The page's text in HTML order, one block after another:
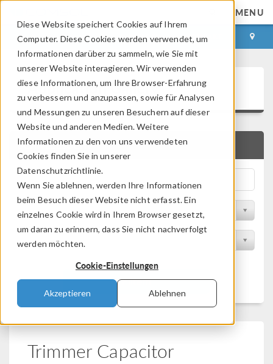
Diese Website speichert Cookies auf Ihrem
Computer. Diese Cookies werden verwendet, um
Informationen darüber zu sammeln, wie Sie mit
unserer Website interagieren. Wir verwenden
diese Informationen, um Ihre Browser-Erfahrung
zu verbessern und anzupassen, sowie für Analysen
und Messungen zu unseren Besuchern auf dieser
Website und anderen Medien. Weitere
Informationen zu den von uns verwendeten
Cookies finden Sie in unserer
Datenschutzrichtlinie.
Wenn Sie ablehnen, werden Ihre Informationen
beim Besuch dieser Website nicht erfasst. Ein
einzelnes Cookie wird in Ihrem Browser gesetzt,
um daran zu erinnern, dass Sie nicht nachverfolgt
werden möchten.
Cookie-Einstellungen
Akzeptieren Ablehnen
MENU
ANMELDEN KONTAKT
Application Gallery
SCHNELLSUCHE
Nach Themenbereich filtern
Nach Produkt filtern
Filtern
Trimmer Capacitor